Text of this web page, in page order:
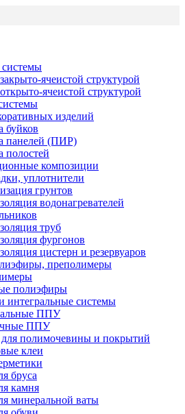
ячеистой структурой
ячеистой структурой
изделий
буйков
панелей (ПИР)
полостей
композиции
уплотнители
грунтов
водонагревателей
труб
фургонов
цистерн и резервуаров
преполимеры
полиэфиры
интегральные системы
ППУ
ППУ
полимочевины и покрытий
клеи
бруса
камня
минеральной ваты